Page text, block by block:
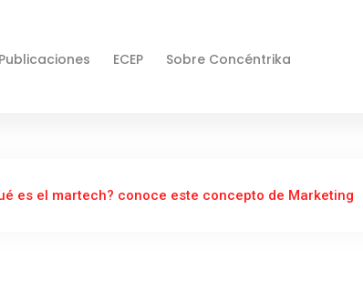
Publicaciones ECEP Sobre Concéntrika
es el martech? conoce este concepto de Marketing